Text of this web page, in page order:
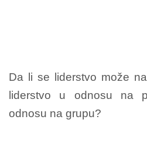
Da li se liderstvo može
liderstvo u odnosu na
odnosu na grupu?